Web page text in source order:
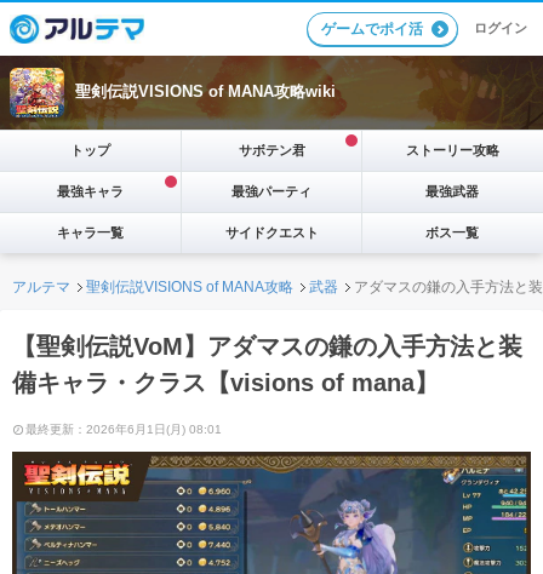
ゲームでポイ活 ログイン
聖剣伝説VISIONS of MANA攻略wiki
トップ サボテン君 ストーリー攻略
最強キャラ 最強パーティ 最強武器
キャラ一覧 サイドクエスト ボス一覧
アルテマ 聖剣伝説VISIONS of MANA攻略 武器 アダマスの鎌の入手方法と
【聖剣伝説VoM】アダマスの鎌の入手方法と装
備キャラ・クラス【visions of mana】
最終更新：2026年6月1日(月) 08:01